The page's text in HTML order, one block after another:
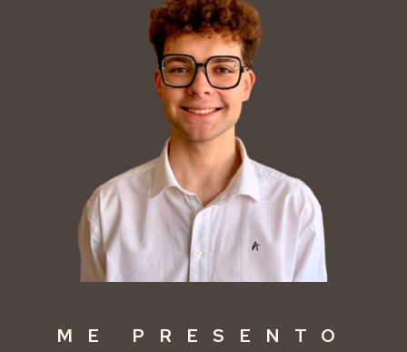
ME PRESENTO